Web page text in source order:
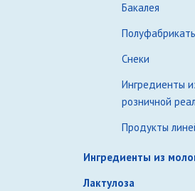
Бакалея
Снеки
Ингредиенты
розничной
Продукты
Ингредиенты из
Лактулоза